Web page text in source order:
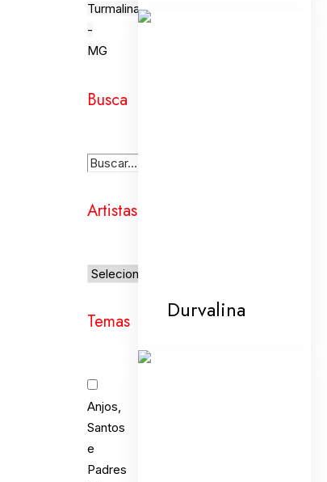
Turmalina
-
MG
Busca
Artistas
Temas
Anjos,
Santos
e
Padres
Durvalina